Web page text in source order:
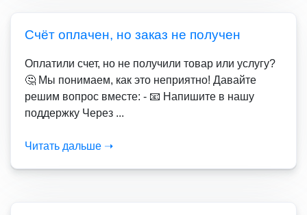
Счёт оплачен, но заказ не получен
Оплатили счет, но не получили товар или услугу?
🤔 Мы понимаем, как это неприятно! Давайте
решим вопрос вместе: - 📧 Напишите в нашу
поддержку Через ...
Читать дальше ➝